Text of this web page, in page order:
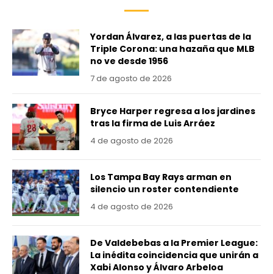
Yordan Álvarez, a las puertas de la
Triple Corona: una hazaña que MLB
no ve desde 1956
7 de agosto de 2026
Bryce Harper regresa a los jardines
tras la firma de Luis Arráez
4 de agosto de 2026
Los Tampa Bay Rays arman en
silencio un roster contendiente
4 de agosto de 2026
De Valdebebas a la Premier League:
La inédita coincidencia que unirán a
Xabi Alonso y Álvaro Arbeloa